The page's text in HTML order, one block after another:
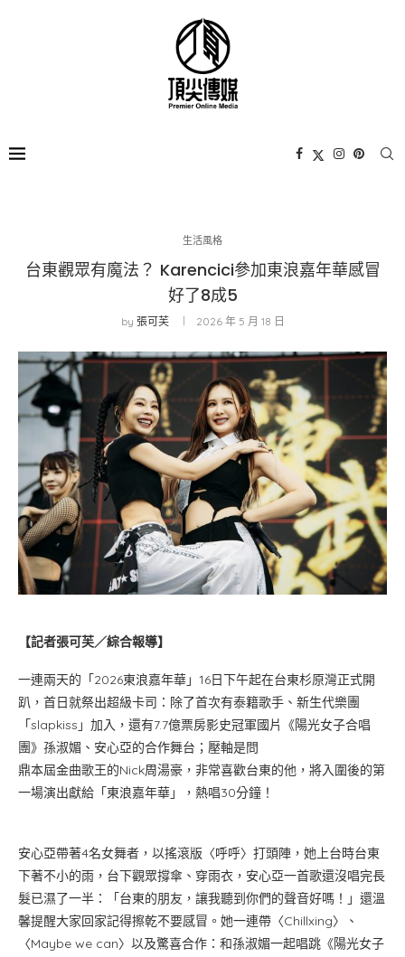
生活風格
台東觀眾有魔法？ Karencici參加東浪嘉年華感冒
好了8成5
by 張可芙 2026 年 5 月 18 日
【記者張可芙／綜合報導】
一連兩天的「2026東浪嘉年華」16日下午起在台東杉原灣正式開
趴，首日就祭出超級卡司：除了首次有泰籍歌手、新生代樂團
「slapkiss」加入，還有7.7億票房影史冠軍國片《陽光女子合唱
團》孫淑媚、安心亞的合作舞台；壓軸是問
鼎本屆金曲歌王的Nick周湯豪，非常喜歡台東的他，將入圍後的第
一場演出獻給「東浪嘉年華」，熱唱30分鐘！
安心亞帶著4名女舞者，以搖滾版〈呼呼〉打頭陣，她上台時台東
下著不小的雨，台下觀眾撐傘、穿雨衣，安心亞一首歌還沒唱完長
髮已濕了一半：「台東的朋友，讓我聽到你們的聲音好嗎！」還溫
馨提醒大家回家記得擦乾不要感冒。她一連帶〈Chillxing〉、
〈Maybe we can〉以及驚喜合作：和孫淑媚一起唱跳《陽光女子